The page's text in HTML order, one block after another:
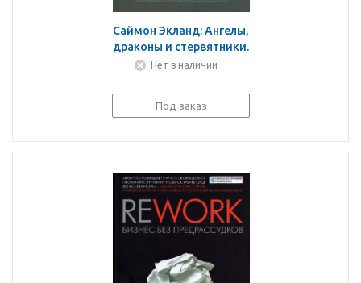
Саймон Экланд: Ангелы,
драконы и стервятники.
Как привлечь
в свой стартап и
сохранить бизнес
Нет в наличии
Под заказ